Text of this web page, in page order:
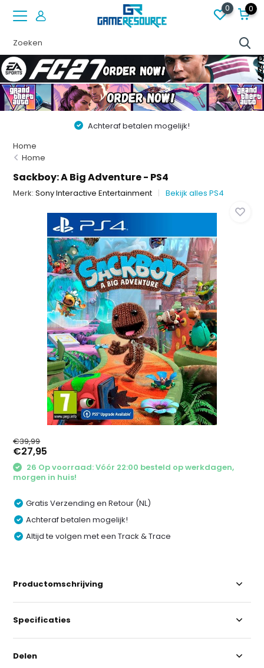
0 0
Achteraf betalen mogelijk!
Home
Home
Sackboy: A Big Adventure - PS4
Merk:Sony Interactive Entertainment Bekijk alles PS4
€39,99
€27,95
26 Op voorraad: Vóór 22:00 besteld op werkdagen,
morgen in huis!
Gratis Verzending en Retour (NL)
Achteraf betalen mogelijk!
Altijd te volgen met een Track & Trace
Productomschrijving
Specificaties
Delen